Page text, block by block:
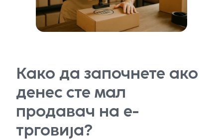
Како да започнете ако
денес сте мал
продавач на е-
трговија?